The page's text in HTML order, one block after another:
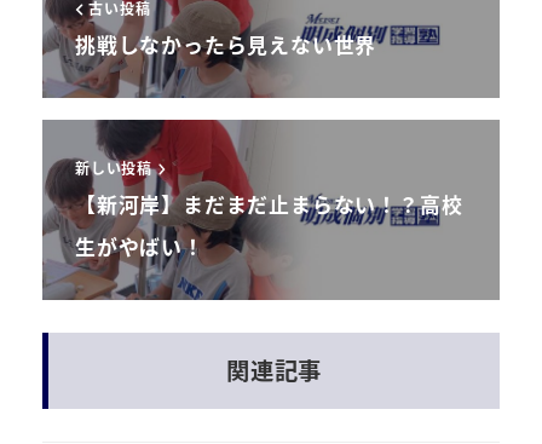
古い投稿
挑戦しなかったら見えない世界
新しい投稿
【新河岸】まだまだ止まらない！？高校
生がやばい！
関連記事